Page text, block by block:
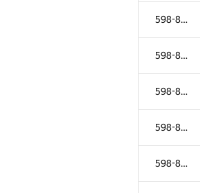
598-854
598-854
598-854
598-854
598-854